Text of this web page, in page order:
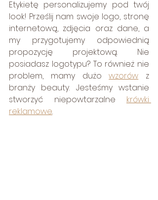
Etykietę personalizujemy pod twój
look! Prześlij nam swoje logo, stronę
internetową, zdjęcia oraz dane, a
my przygotujemy odpowiednią
propozycję projektową. Nie
posiadasz logotypu? To również nie
problem, mamy dużo wzorów z
branży beauty. Jesteśmy wstanie
stworzyć niepowtarzalne krówki
reklamowe.